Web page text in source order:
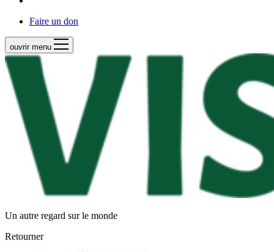
Faire un don
ouvrir menu
Un autre regard sur le monde
Retourner